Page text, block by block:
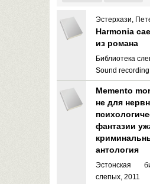
Эстерхази,
Harmonia
из романа
Библиотека
Sound
Memento
не для
фантазии
антология
Эстонская
слепых, 2011